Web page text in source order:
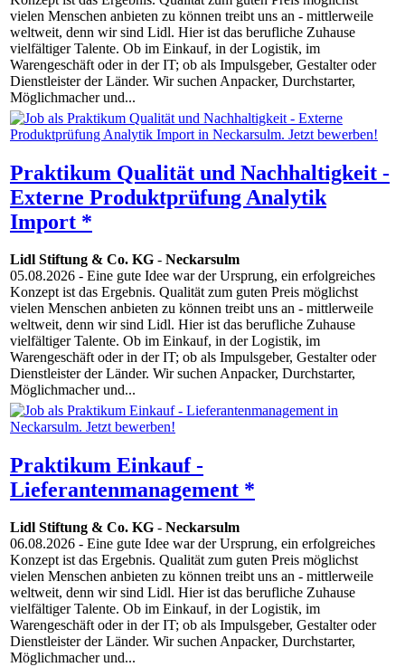
vielen Menschen anbieten zu können treibt uns an - mittlerweile
weltweit, denn wir sind Lidl. Hier ist das berufliche Zuhause
vielfältiger Talente. Ob im Einkauf, in der Logistik, im
Warengeschäft oder in der IT; ob als Impulsgeber, Gestalter oder
Dienstleister der Länder. Wir suchen Anpacker, Durchstarter,
Möglichmacher und...
Praktikum Qualität und Nachhaltigkeit -
Externe Produktprüfung Analytik
Import *
Lidl Stiftung & Co. KG - Neckarsulm
05.08.2026 - Eine gute Idee war der Ursprung, ein erfolgreiches
Konzept ist das Ergebnis. Qualität zum guten Preis möglichst
vielen Menschen anbieten zu können treibt uns an - mittlerweile
weltweit, denn wir sind Lidl. Hier ist das berufliche Zuhause
vielfältiger Talente. Ob im Einkauf, in der Logistik, im
Warengeschäft oder in der IT; ob als Impulsgeber, Gestalter oder
Dienstleister der Länder. Wir suchen Anpacker, Durchstarter,
Möglichmacher und...
Praktikum Einkauf -
Lieferantenmanagement *
Lidl Stiftung & Co. KG - Neckarsulm
06.08.2026 - Eine gute Idee war der Ursprung, ein erfolgreiches
Konzept ist das Ergebnis. Qualität zum guten Preis möglichst
vielen Menschen anbieten zu können treibt uns an - mittlerweile
weltweit, denn wir sind Lidl. Hier ist das berufliche Zuhause
vielfältiger Talente. Ob im Einkauf, in der Logistik, im
Warengeschäft oder in der IT; ob als Impulsgeber, Gestalter oder
Dienstleister der Länder. Wir suchen Anpacker, Durchstarter,
Möglichmacher und...